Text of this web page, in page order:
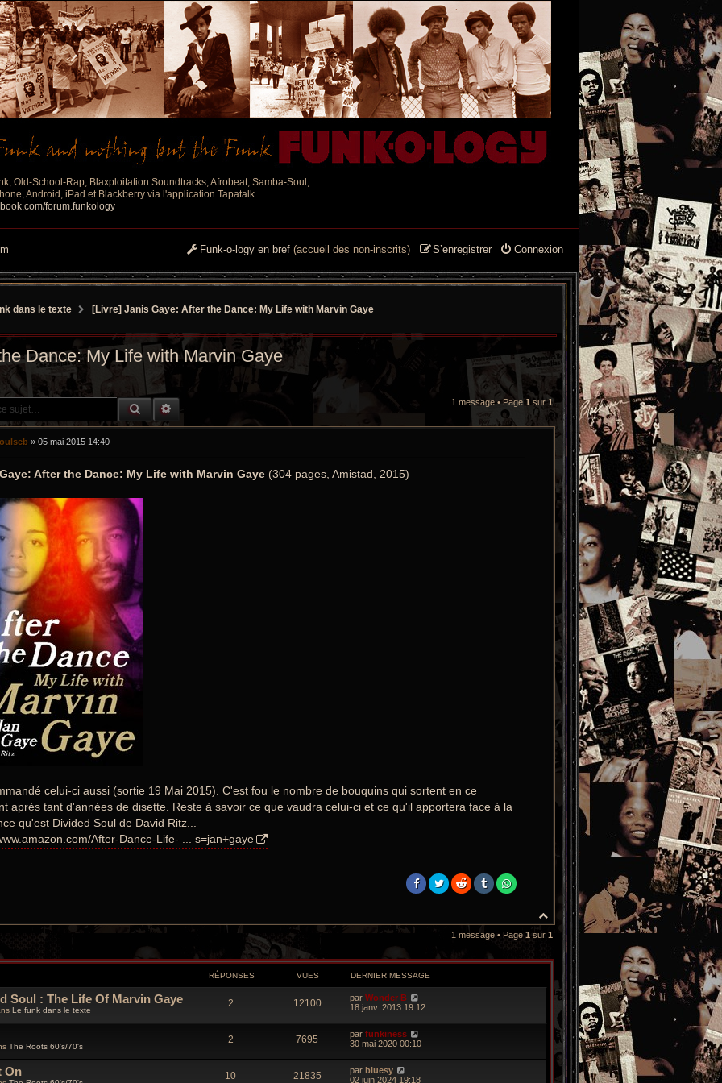
Old-School-Rap, Blaxploitation Soundtracks, Afrobeat, Samba-Soul, ...
Android, iPad et Blackberry via l'application Tapatalk
forum.funkology
Connexion
S’enregistrer
Funk-o-logy en bref (accueil des non-inscrits)
dans le texte [Livre] Janis Gaye: After the Dance: My Life with Marvin Gaye
Dance: My Life with Marvin Gaye
RECHERCHE GROOVY 1 message • Page 1 sur1
» 05 mai 2015 14:40
After the Dance: My Life with Marvin Gaye (304 pages, Amistad, 2015)
celui-ci aussi (sortie 19 Mai 2015). C'est fou le nombre de bouquins qui sortent en ce
après tant d'années de disette. Reste à savoir ce que vaudra celui-ci et ce qu'il apportera face à la
qu'est Divided Soul de David Ritz...
After-Dance-Life- ... s=jan+gaye
a
u
1 message • Page 1 sur 1
RÉPONSES VUES DERNIER MESSAGE
Soul : The Life Of Marvin Gaye
Le funk dans le texte
2R
é
p
12100V
u
D
e
n
i
e
e
par Wonder B
18 janv. 2013 19:12
The Roots 60's/70's
2R
é
p
7695
u
e
D
e
n
i
par funkiness
30 mai 2020 00:10
On 10R
21835V
D
e
par bluesy
02 juin 2024 19:18